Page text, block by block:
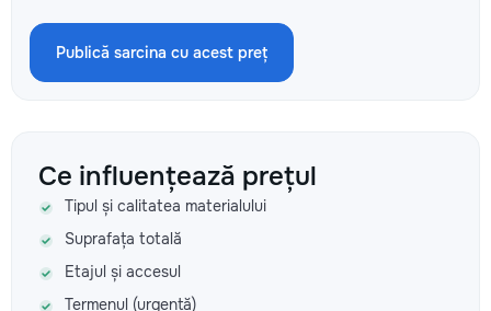
Publică sarcina cu acest preț
Ce influențează prețul
Tipul și calitatea materialului
Suprafața totală
Etajul și accesul
Termenul (urgență)